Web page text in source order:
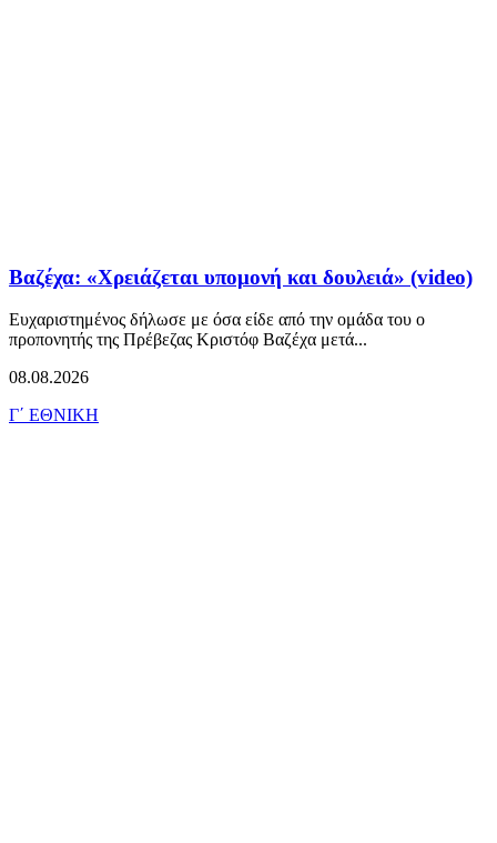
Βαζέχα: «Χρειάζεται υπομονή και δουλειά» (video)
Ευχαριστημένος δήλωσε με όσα είδε από την ομάδα του ο
προπονητής της Πρέβεζας Κριστόφ Βαζέχα μετά...
08.08.2026
Γ΄ ΕΘΝΙΚΗ